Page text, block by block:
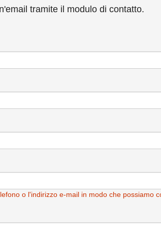
tramite il modulo di contatto.
o l'indirizzo e-mail in modo che possiamo